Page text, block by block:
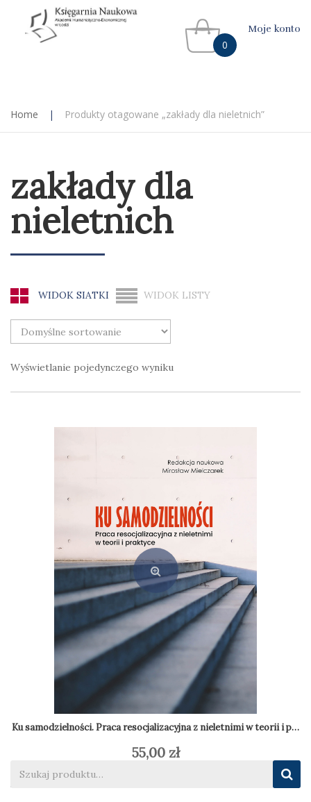
0
Moje konto
Home | Produkty otagowane „zakłady dla nieletnich”
zakłady dla
nieletnich
WIDOK SIATKI WIDOK LISTY
Wyświetlanie pojedynczego wyniku
Ku samodzielności. Praca resocjalizacyjna z nieletnimi w teorii i
55,00 zł
Dodaj do koszyka